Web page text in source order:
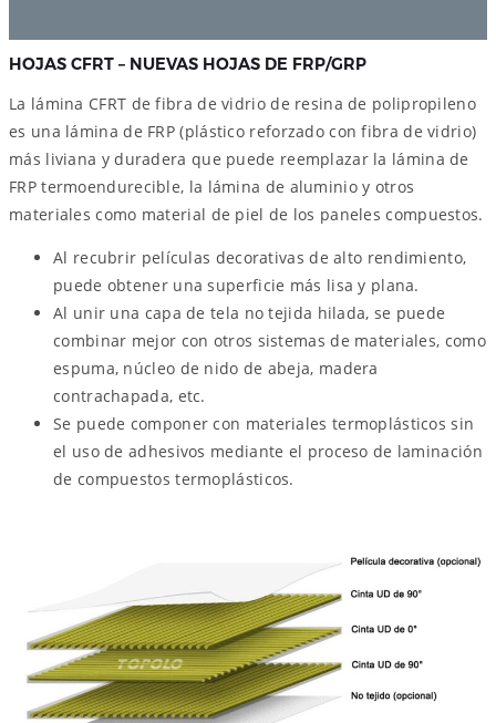
HOJAS CFRT – NUEVAS HOJAS DE FRP/GRP
La lámina CFRT de fibra de vidrio de resina de polipropileno
es una lámina de FRP (plástico reforzado con fibra de vidrio)
más liviana y duradera que puede reemplazar la lámina de
FRP termoendurecible, la lámina de aluminio y otros
materiales como material de piel de los paneles compuestos.
Al recubrir películas decorativas de alto rendimiento,
puede obtener una superficie más lisa y plana.
Al unir una capa de tela no tejida hilada, se puede
combinar mejor con otros sistemas de materiales, como
espuma, núcleo de nido de abeja, madera
contrachapada, etc.
Se puede componer con materiales termoplásticos sin
el uso de adhesivos mediante el proceso de laminación
de compuestos termoplásticos.